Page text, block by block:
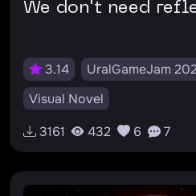
We don't need
3.14 UralGameJam
Visual Novel
RU
3161 432 6 7